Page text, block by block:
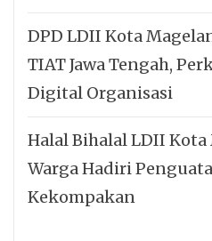
DPD LDII Kota
TIAT Jawa Tengah,
Digital Organisasi
Halal Bihalal LDII
Warga Hadiri
Kekompakan